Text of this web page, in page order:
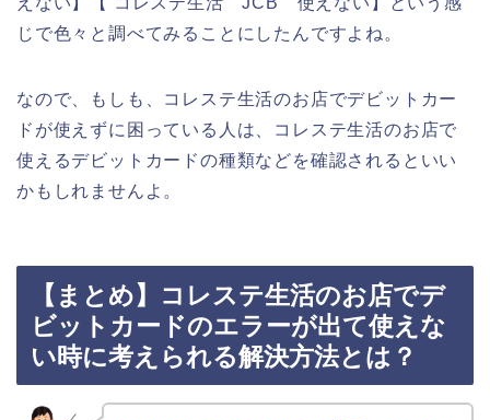
じで色々と調べてみることにしたんですよね。
なので、もしも、コレステ生活のお店でデビットカー
ドが使えずに困っている人は、コレステ生活のお店で
使えるデビットカードの種類などを確認されるといい
かもしれませんよ。
【まとめ】コレステ生活のお店でデ
ビットカードのエラーが出て使えな
い時に考えられる解決方法とは？